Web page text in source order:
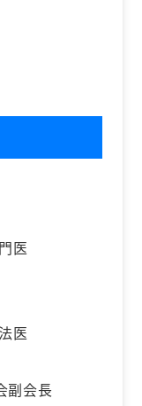
医
医
副会長